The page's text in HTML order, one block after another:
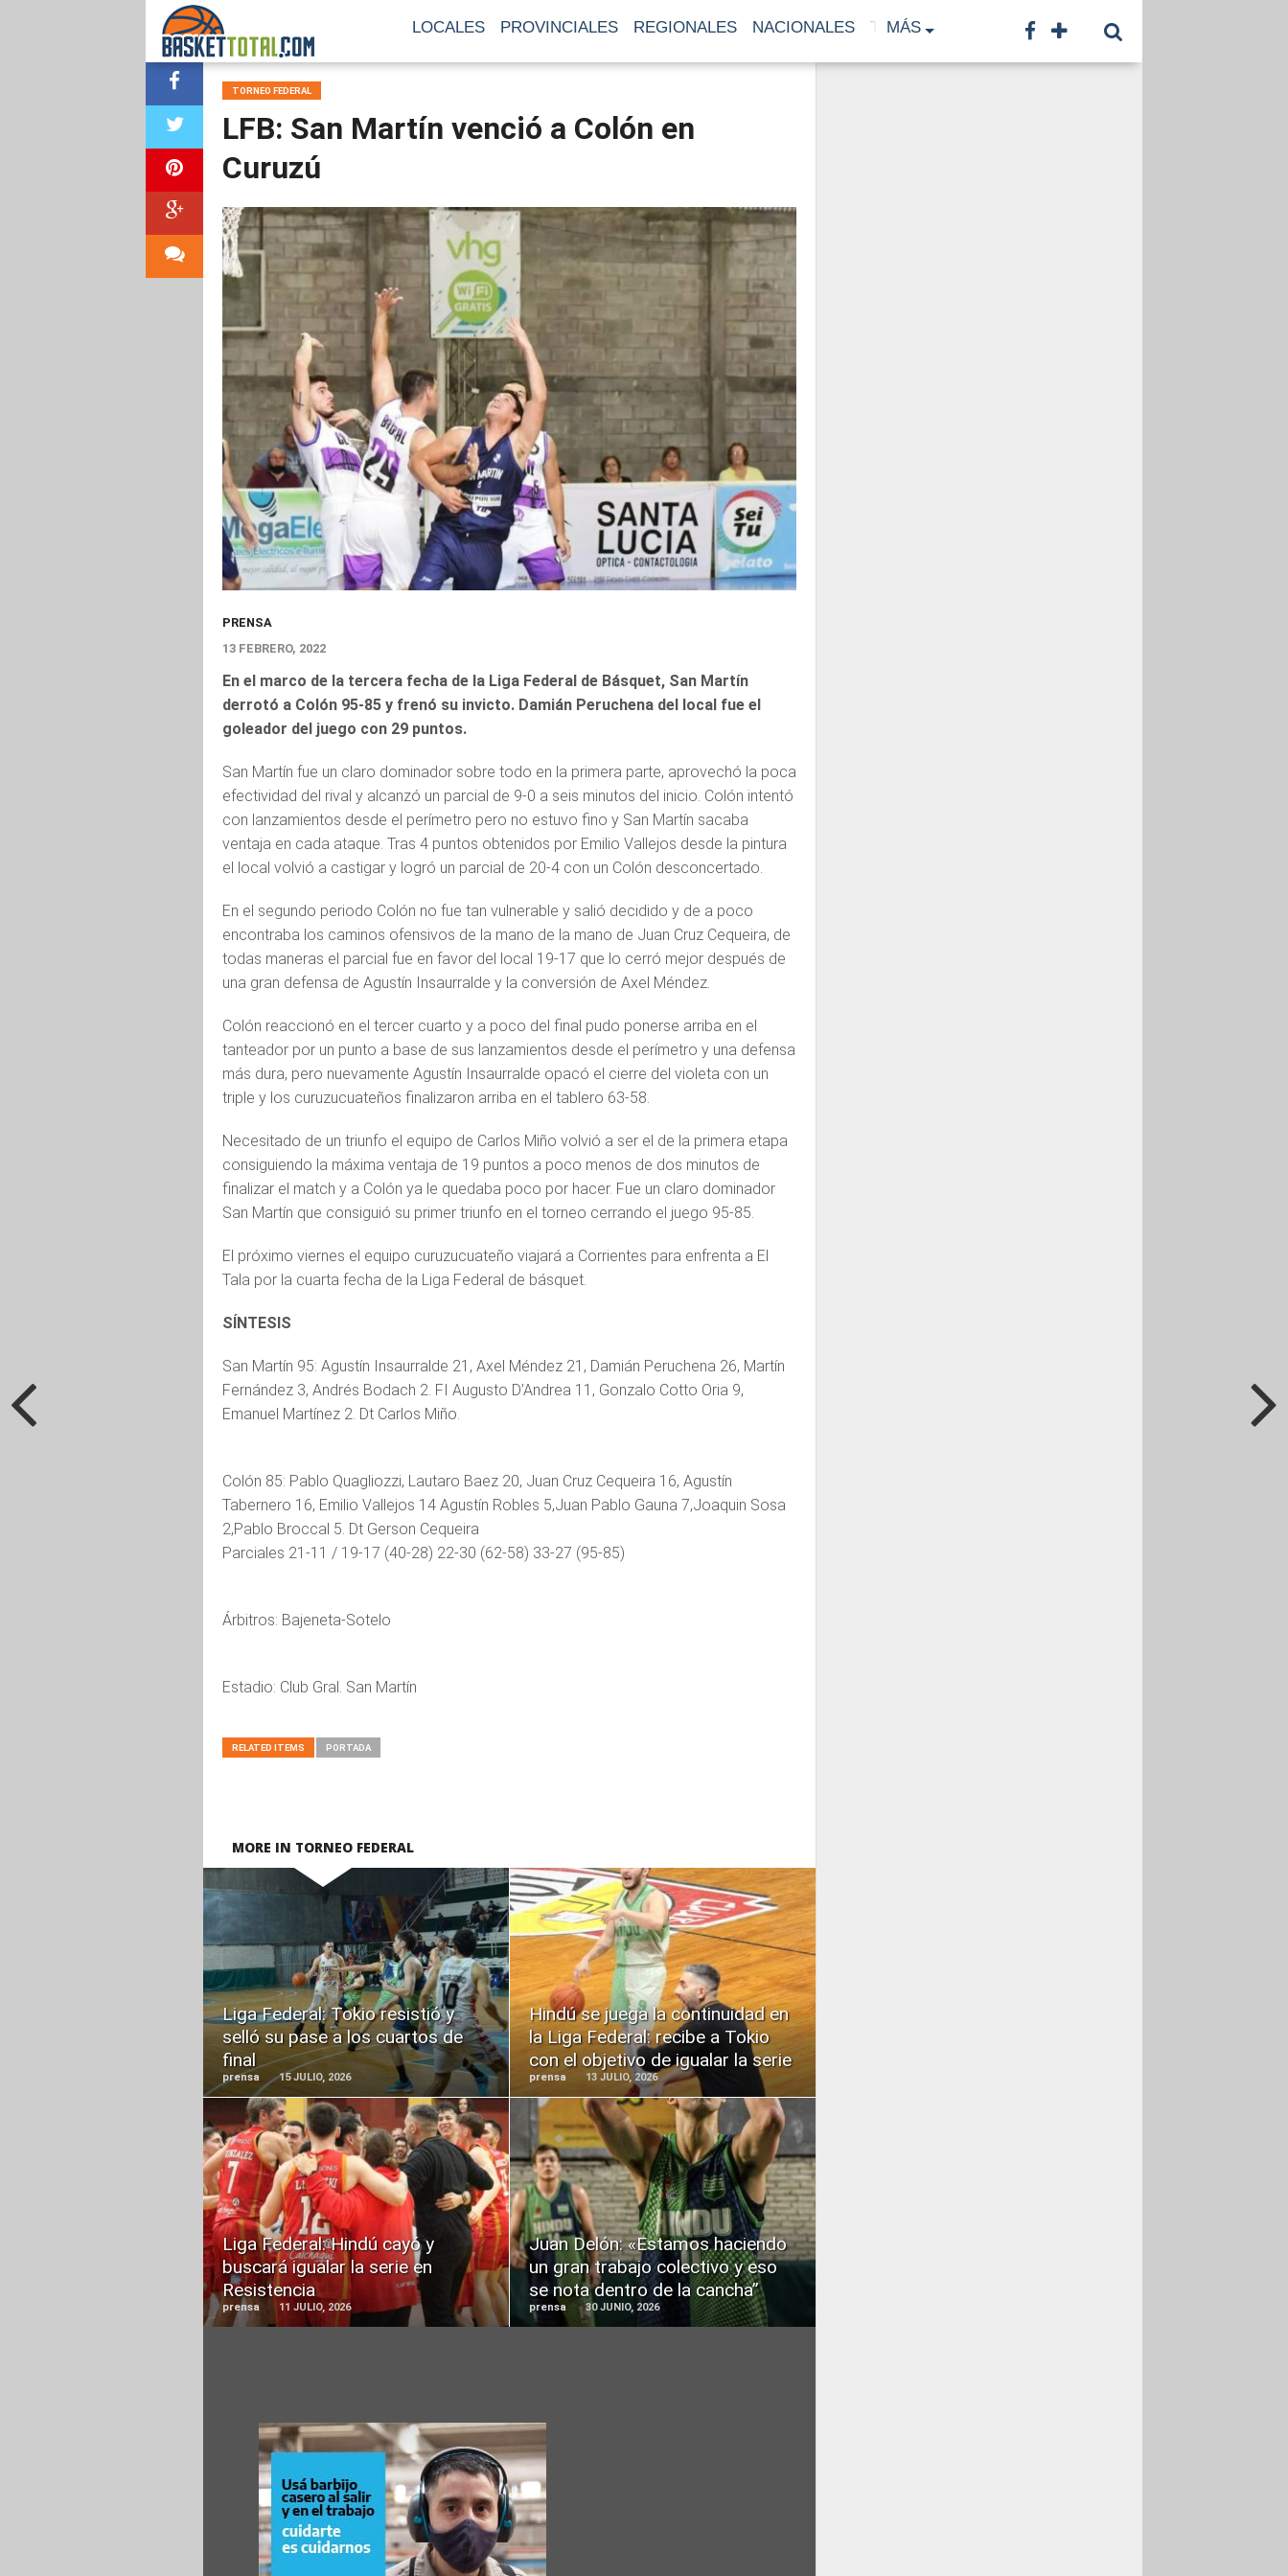
LOCALES PROVINCIALES REGIONALES NACIONALES TF TNA CONTACTO
MÁS
TORNEO FEDERAL
LFB: San Martín venció a Colón en
Curuzú
PRENSA
13 FEBRERO, 2022
En el marco de la tercera fecha de la Liga Federal de Básquet, San Martín
derrotó a Colón 95-85 y frenó su invicto. Damián Peruchena del local fue el
goleador del juego con 29 puntos.
San Martín fue un claro dominador sobre todo en la primera parte, aprovechó la poca
efectividad del rival y alcanzó un parcial de 9-0 a seis minutos del inicio. Colón intentó
con lanzamientos desde el perímetro pero no estuvo fino y San Martín sacaba
ventaja en cada ataque. Tras 4 puntos obtenidos por Emilio Vallejos desde la pintura
el local volvió a castigar y logró un parcial de 20-4 con un Colón desconcertado.
En el segundo periodo Colón no fue tan vulnerable y salió decidido y de a poco
encontraba los caminos ofensivos de la mano de la mano de Juan Cruz Cequeira, de
todas maneras el parcial fue en favor del local 19-17 que lo cerró mejor después de
una gran defensa de Agustín Insaurralde y la conversión de Axel Méndez.
Colón reaccionó en el tercer cuarto y a poco del final pudo ponerse arriba en el
tanteador por un punto a base de sus lanzamientos desde el perímetro y una defensa
más dura, pero nuevamente Agustín Insaurralde opacó el cierre del violeta con un
triple y los curuzucuateños finalizaron arriba en el tablero 63-58.
Necesitado de un triunfo el equipo de Carlos Miño volvió a ser el de la primera etapa
consiguiendo la máxima ventaja de 19 puntos a poco menos de dos minutos de
finalizar el match y a Colón ya le quedaba poco por hacer. Fue un claro dominador
San Martín que consiguió su primer triunfo en el torneo cerrando el juego 95-85.
El próximo viernes el equipo curuzucuateño viajará a Corrientes para enfrenta a El
Tala por la cuarta fecha de la Liga Federal de básquet.
SÍNTESIS
San Martín 95: Agustín Insaurralde 21, Axel Méndez 21, Damián Peruchena 26, Martín
Fernández 3, Andrés Bodach 2. FI Augusto D’Andrea 11, Gonzalo Cotto Oria 9,
Emanuel Martínez 2. Dt Carlos Miño.
Colón 85: Pablo Quagliozzi, Lautaro Baez 20, Juan Cruz Cequeira 16, Agustín
Tabernero 16, Emilio Vallejos 14 Agustín Robles 5,Juan Pablo Gauna 7,Joaquin Sosa
2,Pablo Broccal 5. Dt Gerson Cequeira
Parciales 21-11 / 19-17 (40-28) 22-30 (62-58) 33-27 (95-85)
Árbitros: Bajeneta-Sotelo
Estadio: Club Gral. San Martín
RELATED ITEMS PORTADA
MORE IN TORNEO FEDERAL
Liga Federal: Tokio resistió y
selló su pase a los cuartos de
final
prensa 15 JULIO, 2026
READ
MORE
Hindú se juega la continuidad en
la Liga Federal: recibe a Tokio
con el objetivo de igualar la serie
prensa 13 JULIO, 2026
READ
MORE
Liga Federal: Hindú cayó y
buscará igualar la serie en
Resistencia
prensa 11 JULIO, 2026
READ
MORE
Juan Delón: «Estamos haciendo
un gran trabajo colectivo y eso
se nota dentro de la cancha”
prensa 30 JUNIO, 2026
READ
MORE